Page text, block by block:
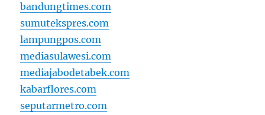
bandungtimes.com
sumutekspres.com
lampungpos.com
mediasulawesi.com
mediajabodetabek.com
kabarflores.com
seputarmetro.com